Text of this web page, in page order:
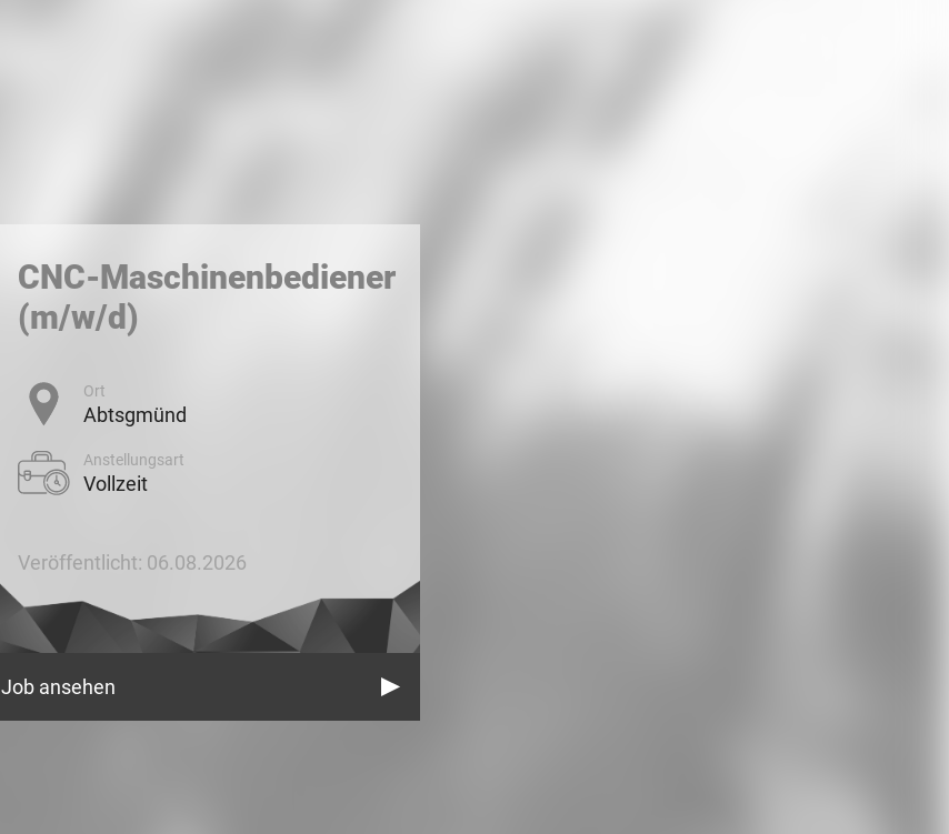
CNC-Maschinenbediener
(m/w/d)
Ort
Abtsgmünd
Anstellungsart
Vollzeit
Veröffentlicht: 06.08.2026
Job ansehen